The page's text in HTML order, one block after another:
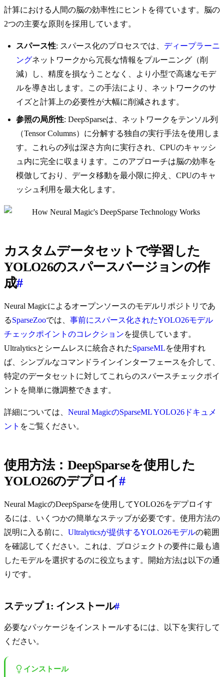
計算における人間の脳の効率性にヒントを得ています。脳の
2つの主要な原則を採用しています。
スパース性: スパース化のプロセスでは、 ディープラーニ
ングネットワークから冗長な情報をプルーニング（削
減）し、精度を損なうことなく、より小型で高速なモデ
ルを導き出します。この手法により、ネットワークのサ
イズと計算上の必要性が大幅に削減されます。
参照の局所性: DeepSparseは、ネットワークをテンソル列
（Tensor Columns）に分解する独自の実行手法を使用しま
す。これらの列は深さ方向に実行され、CPUのキャッシ
ュ内に完全に収まります。このアプローチは脳の効率を
模倣しており、データ移動を最小限に抑え、CPUのキャ
ッシュ利用を最大化します。
カスタムデータセットで学習した
YOLO26のスパースバージョンの作
成#
Neural Magicによるオープンソースのモデルリポジトリであ
るSparseZooでは、 事前にスパース化されたYOLO26モデル
チェックポイントのコレクションを提供しています。
Ultralyticsとシームレスに統合されたSparseMLを使用すれ
ば、シンプルなコマンドラインインターフェースを介して、
特定のデータセットに対してこれらのスパースチェックポイ
ントを簡単に微調整できます。
詳細については、 Neural MagicのSparseML YOLO26ドキュメ
ント をご覧ください。
使用方法：DeepSparseを使用した
YOLO26のデプロイ#
Neural MagicのDeepSparseを使用してYOLO26をデプロイす
るには、いくつかの簡単なステップが必要です。使用方法の
説明に入る前に、 Ultralyticsが提供するYOLO26モデルの範囲
を確認してください。これは、プロジェクトの要件に最も適
したモデルを選択するのに役立ちます。開始方法は以下の通
りです。
ステップ 1: インストール#
必要なパッケージをインストールするには、以下を実行して
ください。
インストール